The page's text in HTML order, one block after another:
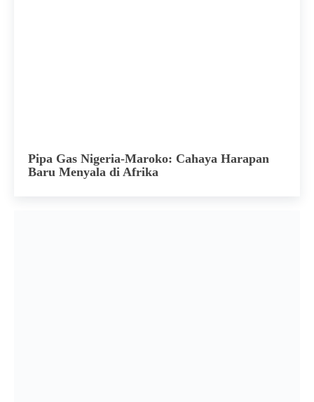
Pipa Gas Nigeria-Maroko: Cahaya Harapan
Baru Menyala di Afrika